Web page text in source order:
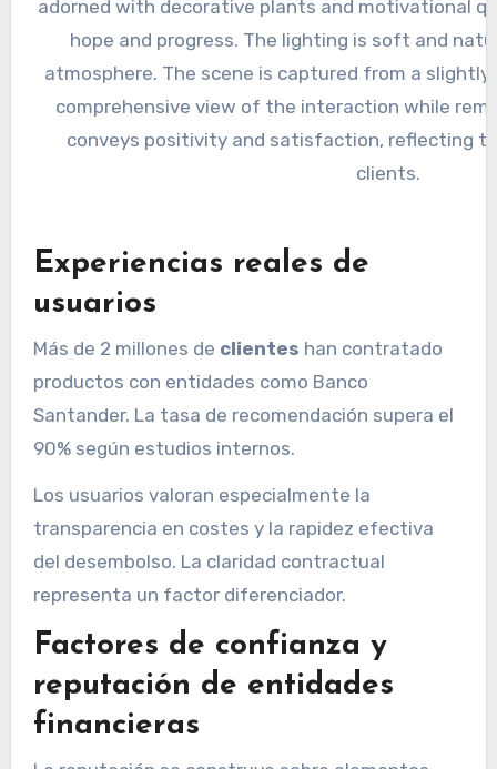
Experiencias reales de
usuarios
Más de 2 millones de clientes han contratado
productos con entidades como Banco
Santander. La tasa de recomendación supera el
90% según estudios internos.
Los usuarios valoran especialmente la
transparencia en costes y la rapidez efectiva
del desembolso. La claridad contractual
representa un factor diferenciador.
Factores de confianza y
reputación de entidades
financieras